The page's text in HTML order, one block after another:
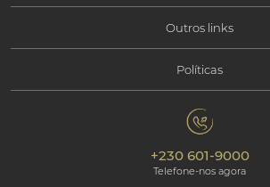
Maurícias
Os nossos hotéis
Informações Corporativas
Responsabilidade Ambiental
The Art of Beautiful
Outros links
Contacte-nos
Galeria de fotos
Beachcomber Magazine
Políticas
Política de Privacidade
Política de Cookies
+230 601-9000
Telefone-nos agora